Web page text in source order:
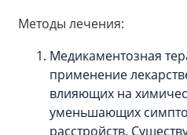
Методы лечения:
Медикаментозная
применение
влияющих на
уменьшающих
расстройств.